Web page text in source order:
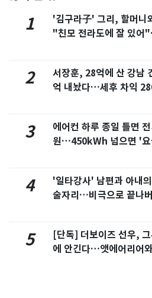
1
'김구라子' 그리, 할머니
"친모 전라도에 잘 있
2
서장훈, 28억에 산 강남
억 내놨다…세후 차익
3
에어컨 하루 종일 틀면
원…450kWh 넘으면 '요
4
'일타강사' 남편과 아내
술자리…비극으로 끝나
5
[단독] 더보이즈 선우,
에 안긴다…앳에어리어